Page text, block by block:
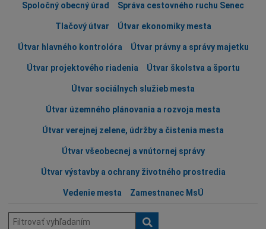
Spoločný obecný úrad Správa cestovného ruchu Senec
Tlačový útvar Útvar ekonomiky mesta
Útvar hlavného kontrolóra Útvar právny a správy majetku
Útvar projektového riadenia Útvar školstva a športu
Útvar sociálnych služieb mesta
Útvar územného plánovania a rozvoja mesta
Útvar verejnej zelene, údržby a čistenia mesta
Útvar všeobecnej a vnútornej správy
Útvar výstavby a ochrany životného prostredia
Vedenie mesta Zamestnanec MsÚ